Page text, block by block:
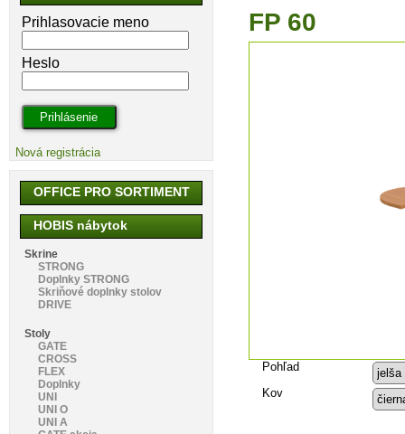
FP 60
Pohľad
Kov
Prihlasovacie meno
Heslo
Nová registrácia
OFFICE PRO SORTIMENT
HOBIS nábytok
Skrine
STRONG
Doplnky STRONG
Skriňové doplnky stolov
DRIVE
Stoly
GATE
CROSS
FLEX
Doplnky
UNI
UNI O
UNI A